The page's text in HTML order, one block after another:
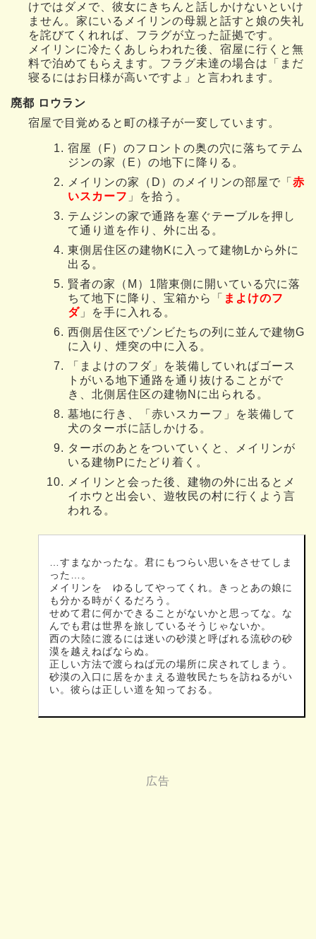
けではダメで、彼女にきちんと話しかけないといけ
ません。家にいるメイリンの母親と話すと娘の失礼
を詫びてくれれば、フラグが立った証拠です。
メイリンに冷たくあしらわれた後、宿屋に行くと無
料で泊めてもらえます。フラグ未達の場合は「まだ
寝るにはお日様が高いですよ」と言われます。
廃都 ロウラン
宿屋で目覚めると町の様子が一変しています。
宿屋（F）のフロントの奥の穴に落ちてテム
ジンの家（E）の地下に降りる。
メイリンの家（D）のメイリンの部屋で「 赤
いスカーフ 」を拾う。
テムジンの家で通路を塞ぐテーブルを押し
て通り道を作り、外に出る。
東側居住区の建物Kに入って建物Lから外に
出る。
賢者の家（M）1階東側に開いている穴に落
ちて地下に降り、宝箱から「 まよけのフ
ダ 」を手に入れる。
西側居住区でゾンビたちの列に並んで建物G
に入り、煙突の中に入る。
「まよけのフダ」を装備していればゴース
トがいる地下通路を通り抜けることがで
き、北側居住区の建物Nに出られる。
墓地に行き、「赤いスカーフ」を装備して
犬のターボに話しかける。
ターボのあとをついていくと、メイリンが
いる建物Pにたどり着く。
メイリンと会った後、建物の外に出るとメ
イホウと出会い、遊牧民の村に行くよう言
われる。
…すまなかったな。君にもつらい思いをさせてしま
った…。
メイリンを ゆるしてやってくれ。きっとあの娘に
も分かる時がくるだろう。
せめて君に何かできることがないかと思ってな。な
んでも君は世界を旅しているそうじゃないか。
西の大陸に渡るには迷いの砂漠と呼ばれる流砂の砂
漠を越えねばならぬ。
正しい方法で渡らねば元の場所に戻されてしまう。
砂漠の入口に居をかまえる遊牧民たちを訪ねるがい
い。彼らは正しい道を知っておる。